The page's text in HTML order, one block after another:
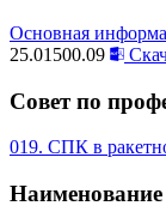
Основная
25.01500.09
Совет по
019. СПК в